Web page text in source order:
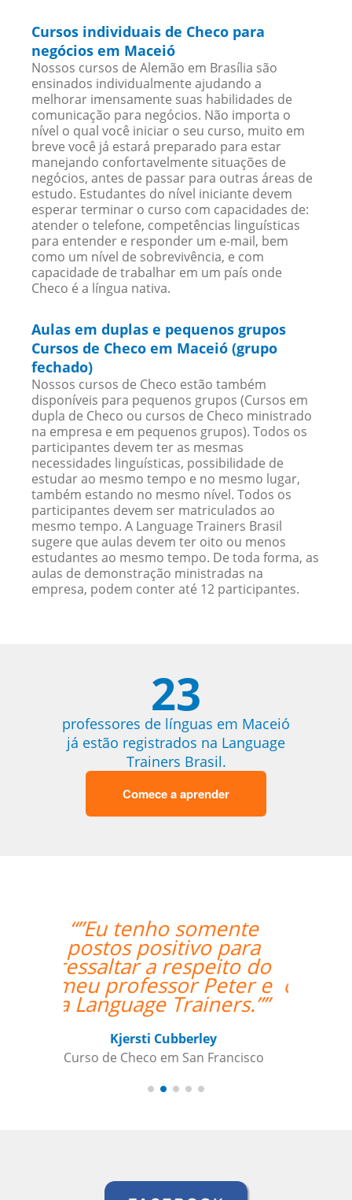
Cursos individuais de Checo para
negócios em Maceió
Nossos cursos de Alemão em Brasília são
ensinados individualmente ajudando a
melhorar imensamente suas habilidades de
comunicação para negócios. Não importa o
nível o qual você iniciar o seu curso, muito em
breve você já estará preparado para estar
manejando confortavelmente situações de
negócios, antes de passar para outras áreas de
estudo. Estudantes do nível iniciante devem
esperar terminar o curso com capacidades de:
atender o telefone, competências linguísticas
para entender e responder um e-mail, bem
como um nível de sobrevivência, e com
capacidade de trabalhar em um país onde
Checo é a língua nativa.
Aulas em duplas e pequenos grupos
Cursos de Checo em Maceió (grupo
fechado)
Nossos cursos de Checo estão também
disponíveis para pequenos grupos (Cursos em
dupla de Checo ou cursos de Checo ministrado
na empresa e em pequenos grupos). Todos os
participantes devem ter as mesmas
necessidades linguísticas, possibilidade de
estudar ao mesmo tempo e no mesmo lugar,
também estando no mesmo nível. Todos os
participantes devem ser matriculados ao
mesmo tempo. A Language Trainers Brasil
sugere que aulas devem ter oito ou menos
estudantes ao mesmo tempo. De toda forma, as
aulas de demonstração ministradas na
empresa, podem conter até 12 participantes.
23
professores de línguas em Maceió
já estão registrados na Language
Trainers Brasil.
Comece a aprender
“”Estou amando
minhas aulas de
italiano, muito
organizado o trabalho
de vcs””
Beatris Castro
Curso de Italiano em Santos